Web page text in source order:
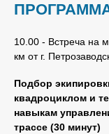
10.00 - Встреча на
км от г.
Подбор
квадроциклом и
навыкам
трассе (30 минут)